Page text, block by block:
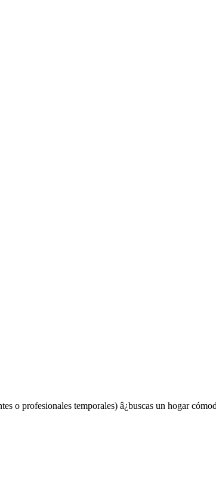
o profesionales temporales) â¿buscas un hogar